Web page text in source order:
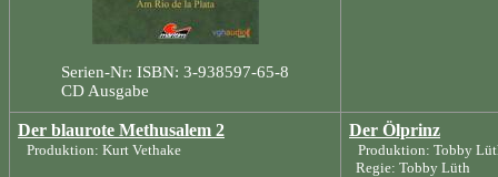
Serien-Nr: ISBN: 3-938597-65-8
CD Ausgabe
Der blaurote Methusalem 2
Produktion: Kurt Vethake
Der Ölprinz
Produktion: Tobby
Regie: Tobby Lüth